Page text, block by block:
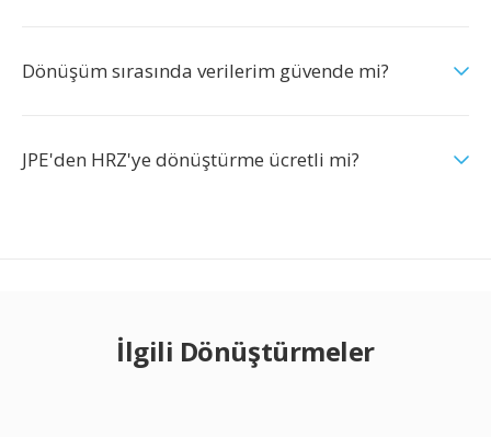
Dönüşüm sırasında verilerim güvende mi?
JPE'den HRZ'ye dönüştürme ücretli mi?
İlgili Dönüştürmeler